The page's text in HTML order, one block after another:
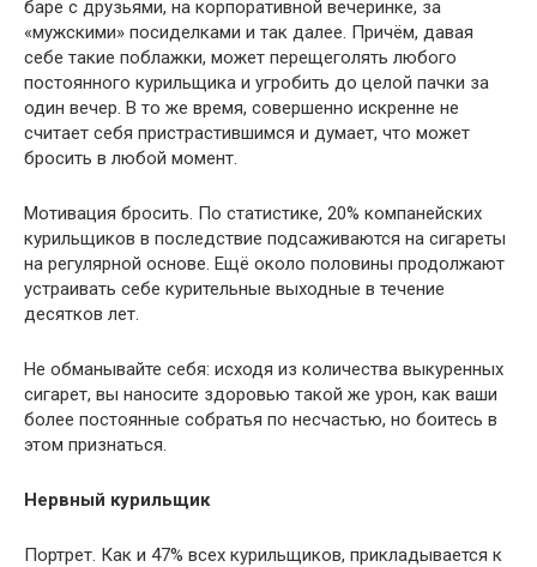
баре с друзьями, на корпоративной вечеринке, за
«мужскими» посиделками и так далее. Причём, давая
себе такие поблажки, может перещеголять любого
постоянного курильщика и угробить до целой пачки за
один вечер. В то же время, совершенно искренне не
считает себя пристрастившимся и думает, что может
бросить в любой момент.
Мотивация бросить. По статистике, 20% компанейских
курильщиков в последствие подсаживаются на сигареты
на регулярной основе. Ещё около половины продолжают
устраивать себе курительные выходные в течение
десятков лет.
Не обманывайте себя: исходя из количества выкуренных
сигарет, вы наносите здоровью такой же урон, как ваши
более постоянные собратья по несчастью, но боитесь в
этом признаться.
Нервный курильщик
Портрет. Как и 47% всех курильщиков, прикладывается к